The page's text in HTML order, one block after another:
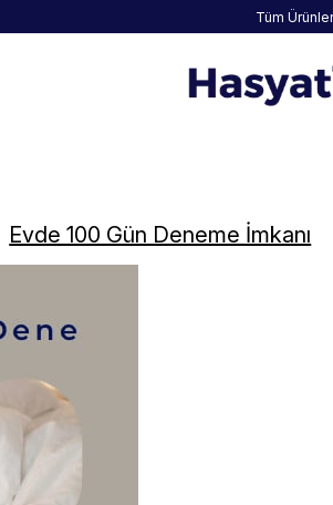
Tüm
Evde 100 Gün Deneme İmkanı